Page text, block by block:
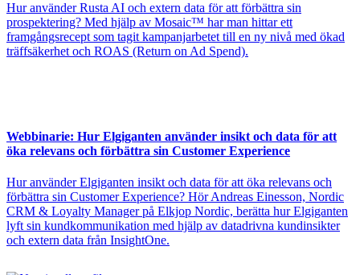
Hur använder Rusta AI och extern data för att förbättra sin
prospektering? Med hjälp av Mosaic™ har man hittar ett
framgångsrecept som tagit kampanjarbetet till en ny nivå med ökad
träffsäkerhet och ROAS (Return on Ad Spend).
Webbinarie: Hur Elgiganten använder insikt och data för att
öka relevans och förbättra sin Customer Experience
Hur använder Elgiganten insikt och data för att öka relevans och
förbättra sin Customer Experience? Hör Andreas Einesson, Nordic
CRM & Loyalty Manager på Elkjop Nordic, berätta hur Elgiganten
lyft sin kundkommunikation med hjälp av datadrivna kundinsikter
och extern data från InsightOne.